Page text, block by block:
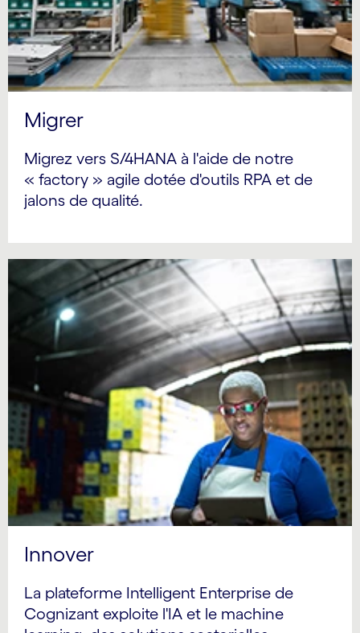
Migrer
Migrez vers S/4HANA à l'aide de notre
« factory » agile dotée d'outils RPA et de
jalons de qualité.
Innover
La plateforme Intelligent Enterprise de
Cognizant exploite l'IA et le machine